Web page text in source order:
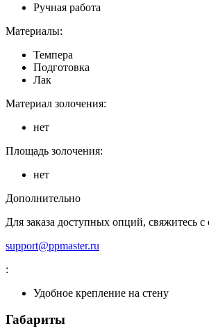
Ручная работа
Материалы:
Темпера
Подготовка
Лак
Материал золочения:
нет
Площадь золочения:
нет
Дополнительно
Для заказа доступных опций, свяжитесь с
support@ppmaster.ru
:
Удобное крепление на стену
Габариты